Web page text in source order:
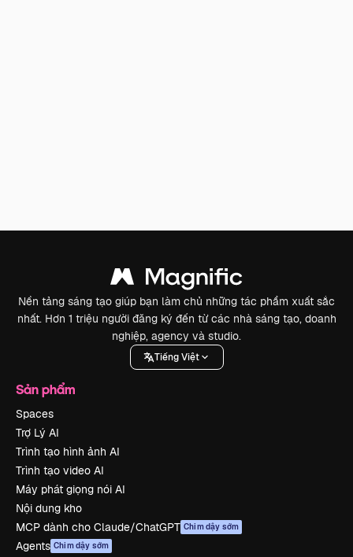
Nền tảng sáng tạo giúp bạn làm chủ những tác phẩm xuất sắc
nhất. Hơn 1 triệu người đăng ký đến từ các nhà sáng tạo, doanh
nghiệp, agency và studio.
Tiếng Việt
Sản phẩm
Spaces
Trợ Lý AI
Trình tạo hình ảnh AI
Trình tạo video AI
Máy phát giọng nói AI
Nội dung kho
MCP dành cho Claude/ChatGPT Chim dậy sớm
Agents Chim dậy sớm